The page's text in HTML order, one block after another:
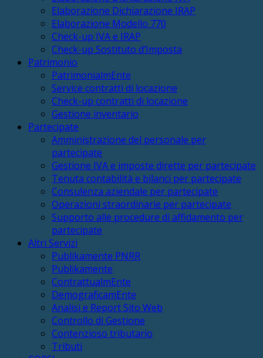
Elaborazione Dichiarazione IRAP
Elaborazione Modello 770
Check-up IVA e IRAP
Check-up Sostituto d’Imposta
Patrimonio
PatrimonialmEnte
Service contratti di locazione
Check-up contratti di locazione
Gestione inventario
Partecipate
Amministrazione del personale per
partecipate
Gestione IVA e imposte dirette per partecipate
Tenuta contabilità e bilanci per partecipate
Consulenza aziendale per partecipate
Operazioni straordinarie per partecipate
Supporto alle procedure di affidamento per
partecipate
Altri Servizi
Publikamente PNRR
Publikamente
ContrattualmEnte
DemograficamEnte
Analisi e Report Sito Web
Controllo di Gestione
Contenzioso tributario
Tributi